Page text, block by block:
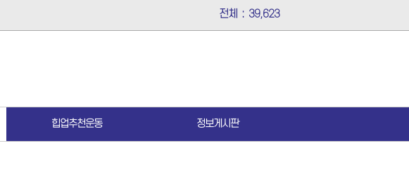
전체 : 39,623
힙업추천운동 정보게시판